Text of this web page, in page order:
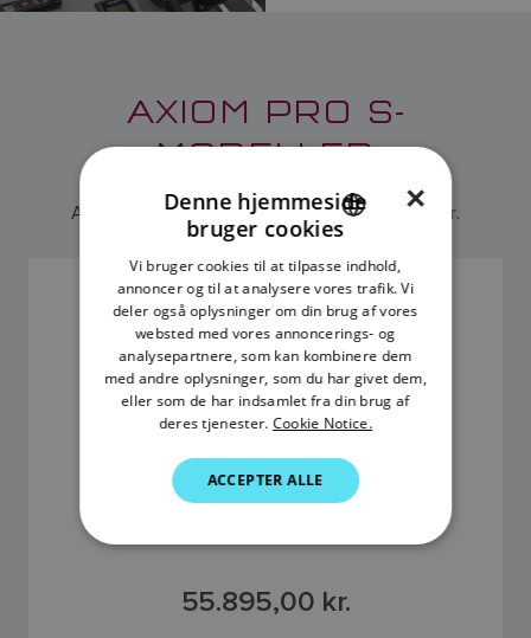
AXIOM PRO S-
MODELLER
Axiom Pro S-modeller fås i 9, 12 og 16 tommer.
AXIOM PRO 16 S
SKU: E70483
55.895,00 kr.
ENGLISH
FRENCH
DANISH
ITALIAN
SWEDISH
DUTCH
FINNISH
×
Denne hjemmeside
bruger cookies
Vi bruger cookies til at tilpasse indhold,
annoncer og til at analysere vores trafik. Vi
deler også oplysninger om din brug af vores
websted med vores annoncerings- og
analysepartnere, som kan kombinere dem
med andre oplysninger, som du har givet dem,
eller som de har indsamlet fra din brug af
deres tjenester. Cookie Notice.
ACCEPTER ALLE